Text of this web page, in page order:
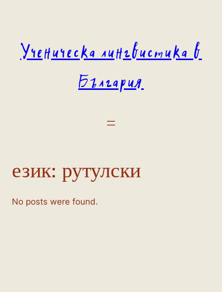
Ученическа лингвистика в
България
език: рутулски
No posts were found.